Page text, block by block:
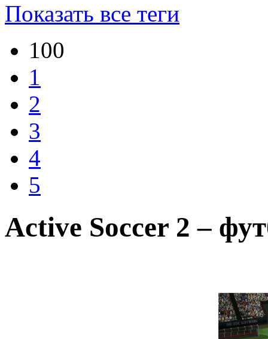
Показать все теги
100
1
2
3
4
5
Active Soccer 2 –